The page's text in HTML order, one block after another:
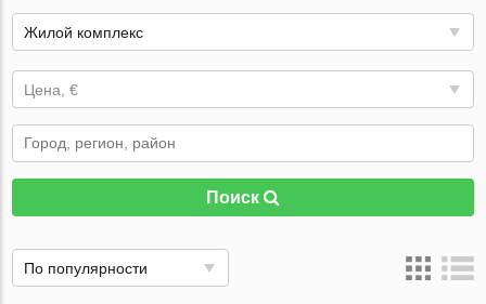
Жилой комплекс
Цена, €
Поиск
По популярности